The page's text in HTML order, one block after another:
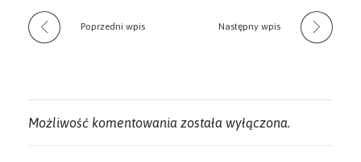
Poprzedni wpis Następny wpis
Możliwość komentowania została wyłączona.